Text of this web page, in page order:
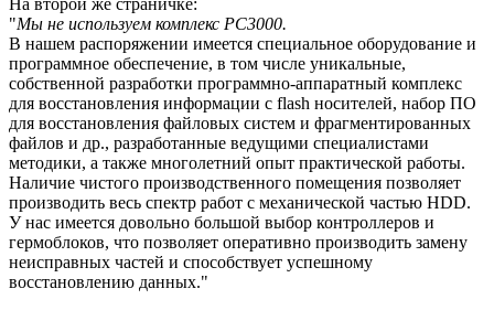
"Мы не используем комплекс PC3000.
В нашем распоряжении имеется специальное оборудование и
программное обеспечение, в том числе уникальные,
собственной разработки программно-аппаратный комплекс
для восстановления информации с flash носителей, набор ПО
для восстановления файловых систем и фрагментированных
файлов и др., разработанные ведущими специалистами
методики, а также многолетний опыт практической работы.
Наличие чистого производственного помещения позволяет
производить весь спектр работ с механической частью HDD.
У нас имеется довольно большой выбор контроллеров и
гермоблоков, что позволяет оперативно производить замену
неисправных частей и способствует успешному
восстановлению данных."